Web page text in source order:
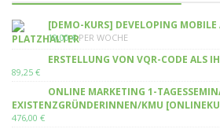
[DEMO-KURS] DEVELOPING MOBILE
19,00€PER WOCHE
ERSTELLUNG VON VQR-CODE ALS
89,25 €
ONLINE MARKETING 1-
EXISTENZGRÜNDERINNEN/KMU
476,00 €